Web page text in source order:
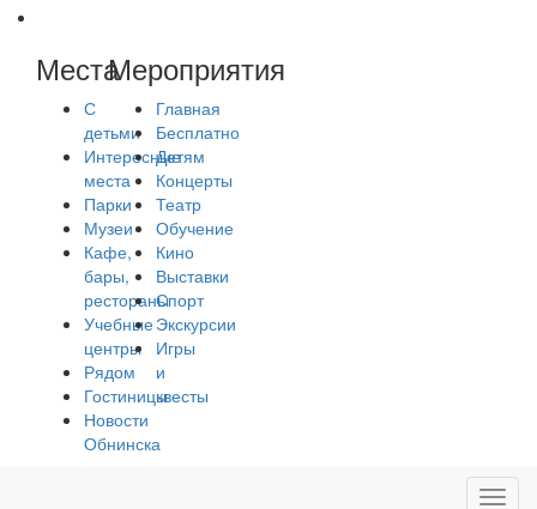
Места
С
детьми
Интересные
места
Парки
Музеи
Кафе,
бары,
рестораны
Учебные
центры
Рядом
Гостиницы
Новости
Обнинска
Мероприятия
Главная
Бесплатно
Детям
Концерты
Театр
Обучение
Кино
Выставки
Спорт
Экскурсии
Игры
и
квесты